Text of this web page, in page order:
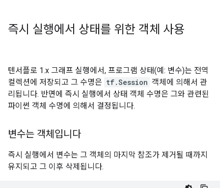
최종 손실: 1.032
즉시 실행에서 상태를 위한 객체 사용
텐서플로 1.x 그래프 실행에서, 프로그램 상태(예: 변수)는 전역
컬렉션에 저장되고 그 수명은 tf.Session 객체에 의해서 관
리됩니다. 반면에 즉시 실행에서 상태 객체 수명은 그와 관련된
파이썬 객체 수명에 의해서 결정됩니다.
변수는 객체입니다
즉시 실행에서 변수는 그 객체의 마지막 참조가 제거될 때까지
유지되고 그 이후 삭제됩니다.